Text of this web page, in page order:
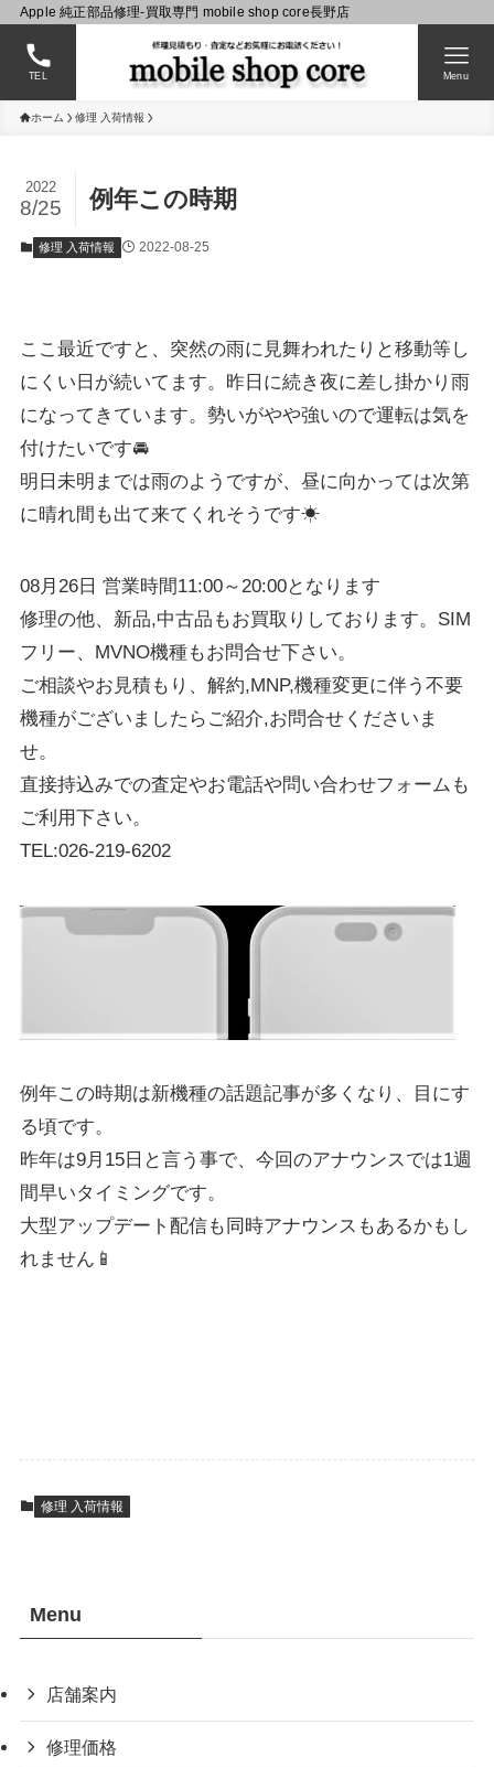
Apple 純正部品修理-買取専門 mobile shop core長野店
TEL Menu
ホーム 修理 入荷情報
例年この時期
2022
8/25
修理 入荷情報 2022-08-25
ここ最近ですと、突然の雨に見舞われたりと移動等し
にくい日が続いてます。昨日に続き夜に差し掛かり雨
になってきています。勢いがやや強いので運転は気を
付けたいです🚘
明日未明までは雨のようですが、昼に向かっては次第
に晴れ間も出て来てくれそうです☀
08月26日 営業時間11:00～20:00となります
修理の他、新品,中古品もお買取りしております。SIM
フリー、MVNO機種もお問合せ下さい。
ご相談やお見積もり、解約,MNP,機種変更に伴う不要
機種がございましたらご紹介,お問合せくださいま
せ。
直接持込みでの査定やお電話や問い合わせフォームも
ご利用下さい。
TEL:026-219-6202
例年この時期は新機種の話題記事が多くなり、目にす
る頃です。
昨年は9月15日と言う事で、今回のアナウンスでは1週
間早いタイミングです。
大型アップデート配信も同時アナウンスもあるかもし
れません📱
修理 入荷情報
Menu
店舗案内
修理価格